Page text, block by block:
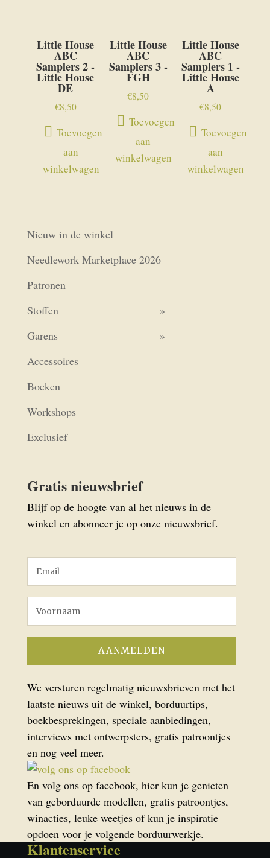
Little House
ABC
Samplers 2 -
Little House
DE
€8,50
Toevoegen
aan
winkelwagen
Little House
ABC
Samplers 3 -
FGH
€8,50
Toevoegen
aan
winkelwagen
Little House
ABC
Samplers 1 -
Little House
A
€8,50
Toevoegen
aan
winkelwagen
Nieuw in de winkel
Needlework Marketplace 2026
Patronen
Stoffen
Garens
Accessoires
Boeken
Workshops
Exclusief
Gratis nieuwsbrief
Blijf op de hoogte van al het nieuws in de
winkel en abonneer je op onze nieuwsbrief.
We versturen regelmatig nieuwsbrieven met het
laatste nieuws uit de winkel, borduurtips,
boekbesprekingen, speciale aanbiedingen,
interviews met ontwerpsters, gratis patroontjes
en nog veel meer.
En volg ons op facebook, hier kun je genieten
van geborduurde modellen, gratis patroontjes,
winacties, leuke weetjes of kun je inspiratie
opdoen voor je volgende borduurwerkje.
Klantenservice